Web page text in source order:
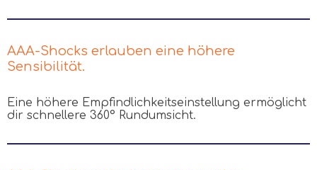
AAA-Shocks erlauben eine höhere
Sensibilität.
Eine höhere Empfindlichkeitseinstellung ermöglicht
dir schnellere 360° Rundumsicht.